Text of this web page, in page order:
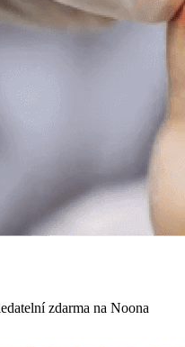
zdarma na Noona